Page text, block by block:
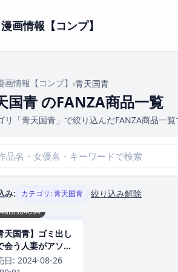
画情報【コンプ】
画情報【コンプ】 ›青天国青
国青 のFANZA商品一覧
リ「青天国青」で絞り込んだFANZA商品一覧
み: カテゴリ: 青天国青 絞り込み解除
天国青】ゴミ出し
会う人妻がアソコ
らして待っていた
日: 2024-08-26